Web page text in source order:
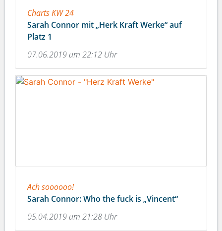
Charts KW 24
Sarah Connor mit „Herk Kraft Werke“ auf
Platz 1
07.06.2019 um 22:12 Uhr
Ach soooooo!
Sarah Connor: Who the fuck is „Vincent“
05.04.2019 um 21:28 Uhr